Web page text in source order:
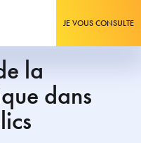
JE VOUS CONSULTE
la
dans